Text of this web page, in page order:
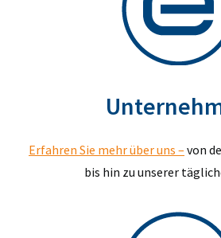
Erfahren Sie mehr über uns – von
bis hin zu unserer